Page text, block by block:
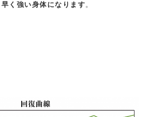
く強い身体になります。